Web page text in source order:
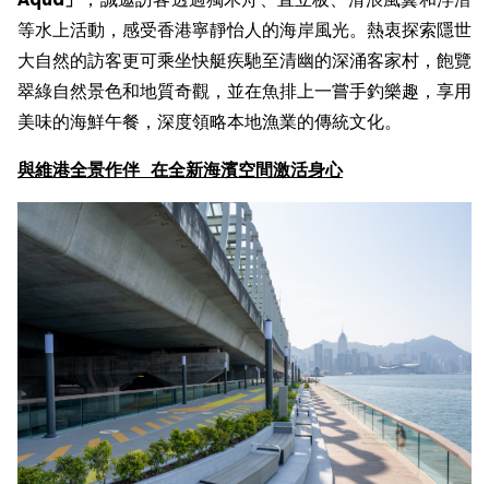
等水上活動，感受香港寧靜怡人的海岸風光。熱衷探索隱世
大自然的訪客更可乘坐快艇疾馳至清幽的深涌客家村，飽覽
翠綠自然景色和地質奇觀，並在魚排上一嘗手釣樂趣，享用
美味的海鮮午餐，深度領略本地漁業的傳統文化。
與維港全景作伴 在全新海濱空間激活身心